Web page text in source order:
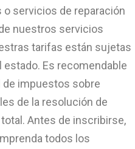
servicios de reparación
nuestros servicios
tarifas están sujetas
Es recomendable
impuestos sobre
de la resolución de
Antes de inscribirse,
todos los